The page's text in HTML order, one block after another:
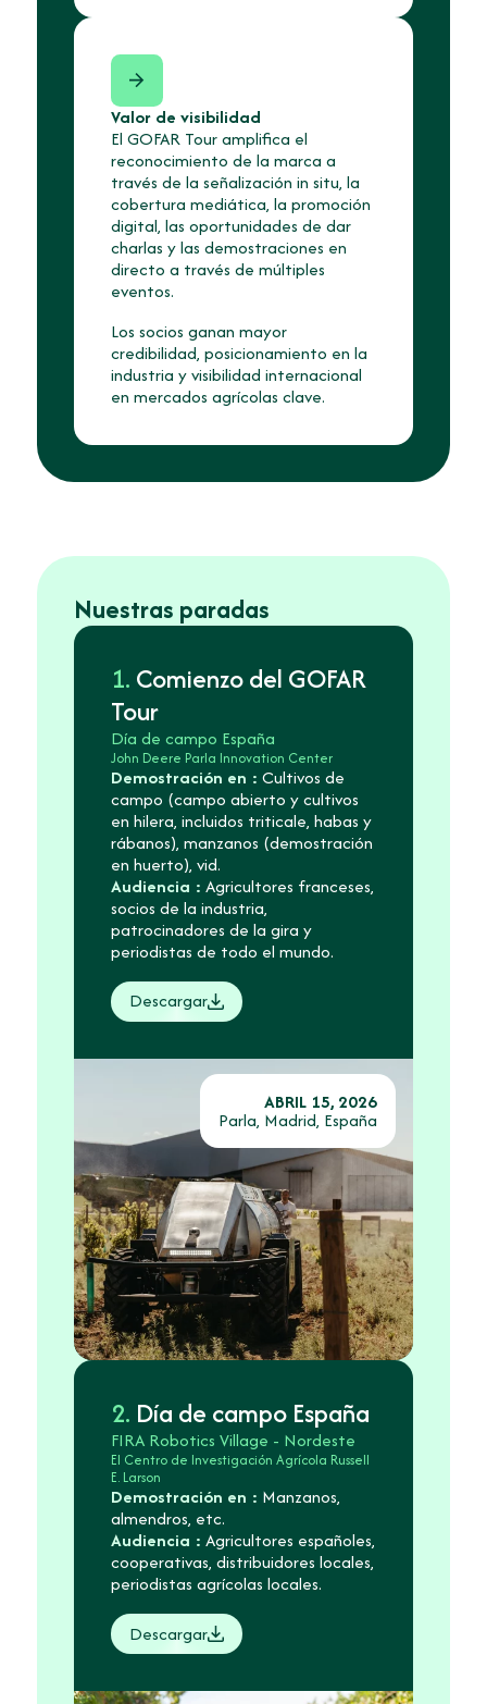
Valor de visibilidad
El GOFAR Tour amplifica el
reconocimiento de la marca a
través de la señalización in situ, la
cobertura mediática, la promoción
digital, las oportunidades de dar
charlas y las demostraciones en
directo a través de múltiples
eventos.
Los socios ganan mayor
credibilidad, posicionamiento en la
industria y visibilidad internacional
en mercados agrícolas clave.
Nuestras paradas
1. Comienzo del GOFAR
Tour
Día de campo España
John Deere Parla Innovation Center
Demostración en : Cultivos de
campo (campo abierto y cultivos
en hilera, incluidos triticale, habas y
rábanos), manzanos (demostración
en huerto), vid.
Audiencia : Agricultores franceses,
socios de la industria,
patrocinadores de la gira y
periodistas de todo el mundo.
Descargar
ABRIL 15, 2026
Parla, Madrid, España
2. Día de campo España
FIRA Robotics Village - Nordeste
El Centro de Investigación Agrícola Russell
E. Larson
Demostración en : Manzanos,
almendros, etc.
Audiencia : Agricultores españoles,
cooperativas, distribuidores locales,
periodistas agrícolas locales.
Descargar